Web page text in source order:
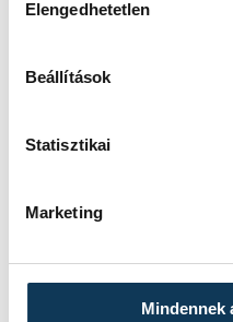
Elengedhetetlen
Beállítások
Statisztikai
Marketing
Mindennek
közeg,
pozitívumokat